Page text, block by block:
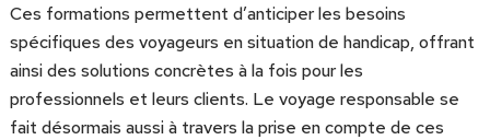
Ces formations permettent d’anticiper les besoins
spécifiques des voyageurs en situation de handicap, offrant
ainsi des solutions concrètes à la fois pour les
professionnels et leurs clients. Le voyage responsable se
fait désormais aussi à travers la prise en compte de ces